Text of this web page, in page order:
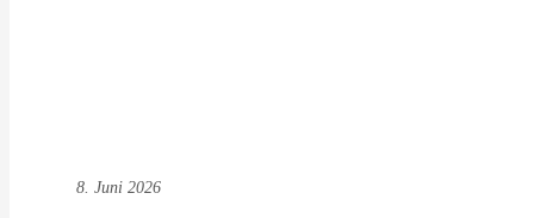
8. Juni 2026